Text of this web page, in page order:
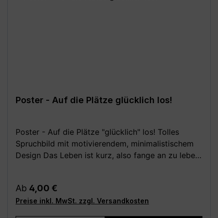
Poster - Auf die Plätze glücklich los!
Poster - Auf die Plätze "glücklich" los! Tolles
Spruchbild mit motivierendem, minimalistischem
Design Das Leben ist kurz, also fange an zu leben
besonders aber im Wohnzimmer, in der Küche und
im Schlafzimmer eine schöne Wanddekoration.
Festes, hochwertiges 250 g Papier (matt). Poster
Regulärer Preis:
Ab 4,00 €
Preise inkl. MwSt. zzgl. Versandkosten